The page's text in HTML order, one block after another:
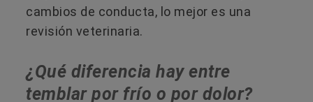
cambios de conducta, lo mejor es una
revisión veterinaria.
¿Qué diferencia hay entre
temblar por frío o por dolor?